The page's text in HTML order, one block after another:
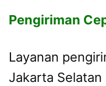
Pengiriman
Layanan
Jakarta